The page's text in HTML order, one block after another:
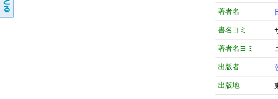
著者名
書名ヨミ
著者名ヨミ
出版者
出版地